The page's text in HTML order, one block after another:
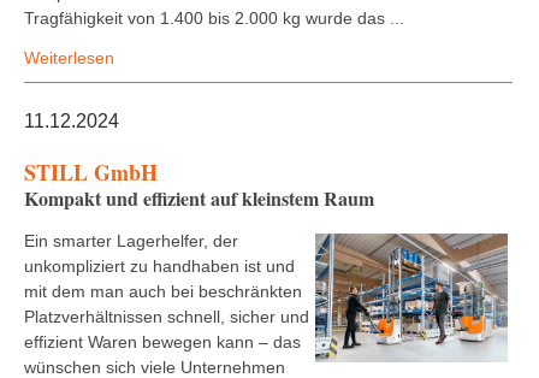
Tragfähigkeit von 1.400 bis 2.000 kg wurde das ...
Weiterlesen
11.12.2024
STILL GmbH
Kompakt und effizient auf kleinstem Raum
Ein smarter Lagerhelfer, der
unkompliziert zu handhaben ist und
mit dem man auch bei beschränkten
Platzverhältnissen schnell, sicher und
effizient Waren bewegen kann – das
wünschen sich viele Unternehmen